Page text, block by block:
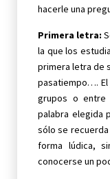
hacerle una
Primera letra:
la que los
primera letra de
pasatiempo….
grupos o entre
palabra elegida
sólo se
forma lúdica,
conocerse un